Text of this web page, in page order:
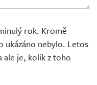
rok. Kromě
ukázáno nebylo. Letos
ale je, kolik z toho